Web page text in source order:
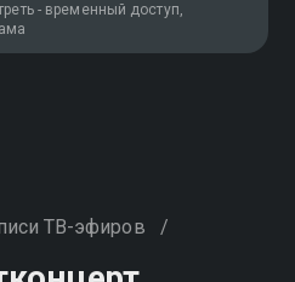
- временный доступ,
ТВ-эфиров /